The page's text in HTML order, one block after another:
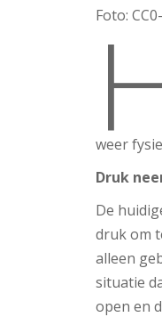
Foto:
weer
Druk
De
druk om
alleen
situatie
open en